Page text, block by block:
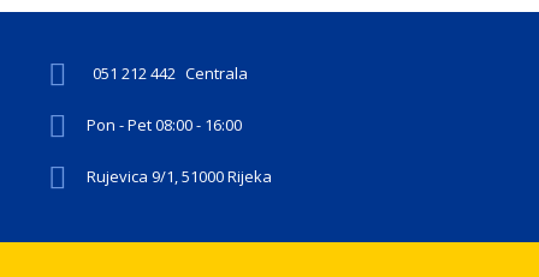
051 212 442 Centrala
Pon - Pet 08:00 - 16:00
Rujevica 9/1, 51000 Rijeka